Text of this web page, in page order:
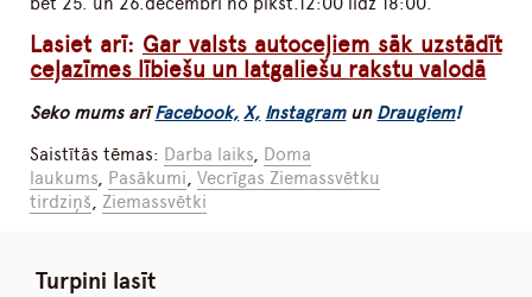
Lasiet arī: Gar valsts autoceļiem sāk uzstādīt
ceļazīmes lībiešu un latgaliešu rakstu valodā
Seko mums arīFacebook, X, Instagram un Draugiem!
Saistītās tēmas: Darba laiks, Doma
laukums, Pasākumi,Vecrīgas Ziemassvētku
tirdziņš,Ziemassvētki
Turpini lasīt